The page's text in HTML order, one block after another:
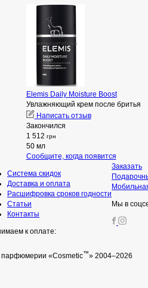
Elemis Daily Moisture Boost
Увлажняющий крем после бритья
Написать отзыв
Закончился
1 512 грн
50 мл
Сообщите, когда появится
Система скидок
Доставка и оплата
Расшифровка сроков годности
Статьи
Контакты
к оплате:
Заказать
Мы в
парфюмерии «Cosmetic™» 2004–2026